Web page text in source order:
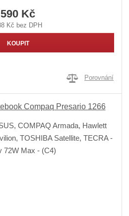
590 Kč
Kč bez DPH
KOUPIT
Porovnání
Compaq Presario 1266